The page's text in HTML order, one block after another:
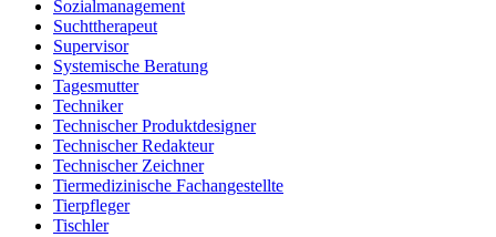
Sozialmanagement
Suchttherapeut
Supervisor
Systemische Beratung
Tagesmutter
Techniker
Technischer Produktdesigner
Technischer Redakteur
Technischer Zeichner
Tiermedizinische Fachangestellte
Tierpfleger
Tischler